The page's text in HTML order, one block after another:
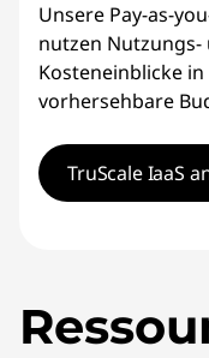
Unsere Pay-as-
nutzen
Kosteneinblicke
vorhersehbare
TruScale IaaS